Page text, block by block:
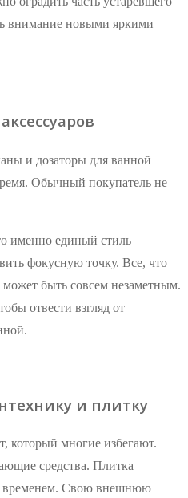
внимание новыми яркими
и дозаторы для ванной
Обычный покупатель не
именно единый стиль
фокусную точку. Все, что
может быть совсем незаметным.
отвести взгляд от
и плитку
который многие избегают.
средства. Плитка
временем. Свою внешнюю